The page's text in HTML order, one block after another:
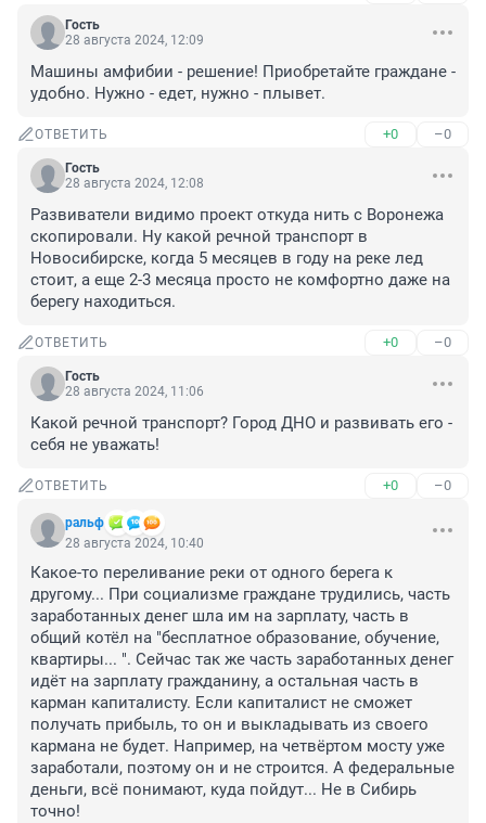
Гость
28 августа 2024, 12:09
Машины амфибии - решение! Приобретайте граждане -
удобно. Нужно - едет, нужно - плывет.
ОТВЕТИТЬ +0 –0
Гость
28 августа 2024, 12:08
Развиватели видимо проект откуда нить с Воронежа
скопировали. Ну какой речной транспорт в
Новосибирске, когда 5 месяцев в году на реке лед
стоит, а еще 2-3 месяца просто не комфортно даже на
берегу находиться.
ОТВЕТИТЬ +0 –0
Гость
28 августа 2024, 11:06
Какой речной транспорт? Город ДНО и развивать его -
себя не уважать!
ОТВЕТИТЬ +0 –0
ральф
28 августа 2024, 10:40
Какое-то переливание реки от одного берега к
другому... При социализме граждане трудились, часть
заработанных денег шла им на зарплату, часть в
общий котёл на "бесплатное образование, обучение,
квартиры... ". Сейчас так же часть заработанных денег
идёт на зарплату гражданину, а остальная часть в
карман капиталисту. Если капиталист не сможет
получать прибыль, то он и выкладывать из своего
кармана не будет. Например, на четвёртом мосту уже
заработали, поэтому он и не строится. А федеральные
деньги, всё понимают, куда пойдут... Не в Сибирь
точно!